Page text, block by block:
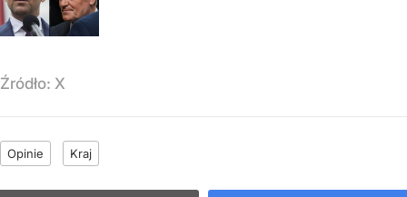
Źródło: X
Opinie Kraj